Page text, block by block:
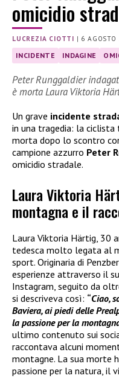
omicidio
LUCREZIA CIOTTI | 6 AGOSTO
INCIDENTE INDAGINE
Peter Runggaldier
è morta Laura Viktoria
Un grave incidente
in una tragedia: la ciclista
morta dopo lo scontro
campione azzurro Peter
omicidio stradale.
Laura Viktoria
montagna e il
Laura Viktoria Härtig, 30
tedesca molto legata al
sport. Originaria di
esperienze attraverso il
Instagram, seguito da
si descriveva così: “Ciao,
Baviera, ai piedi delle
la passione per la
ultimo contenuto sui
raccontava alcuni
montagne. La sua morte
passione per la natura, il